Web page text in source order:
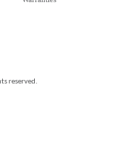
reserved.